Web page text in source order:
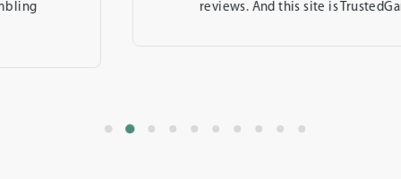
reviews. And this site is TrustedGamble!